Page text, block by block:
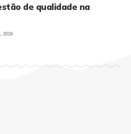
de qualidade na
2026